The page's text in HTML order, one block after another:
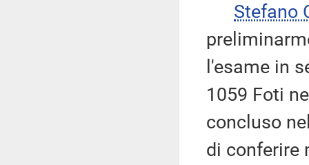
Stefano
l'esame in
1059 Foti
concluso
di conferire